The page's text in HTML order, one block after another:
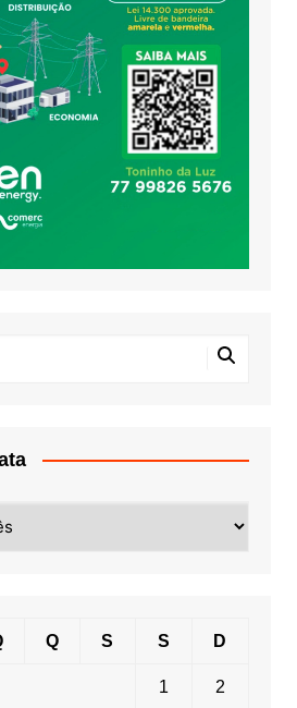
Q S S D
1 2